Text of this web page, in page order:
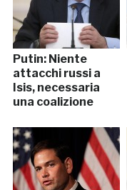
Putin: Niente
attacchi russi a
Isis, necessaria
una coalizione